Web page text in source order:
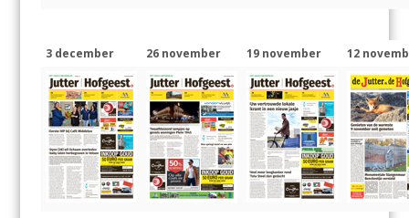
3 december 26 november 19 november 12